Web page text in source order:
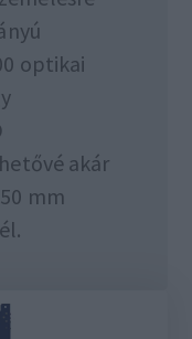
optikai
akár
mm